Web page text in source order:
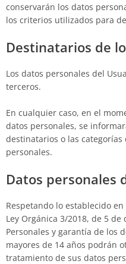
conservarán los datos
los criterios utilizados para
Destinatarios de
Los datos personales del
terceros.
En cualquier caso, en el
datos personales, se
destinatarios o las
personales.
Datos personales
Respetando lo establecido
Ley Orgánica 3/2018, de 5
Personales y garantía de los
mayores de 14 años podrán
tratamiento de sus datos